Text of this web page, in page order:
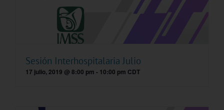
Sesión Interhospitalaria Julio
17 julio, 2019 @ 8:00 pm - 10:00 pm CDT